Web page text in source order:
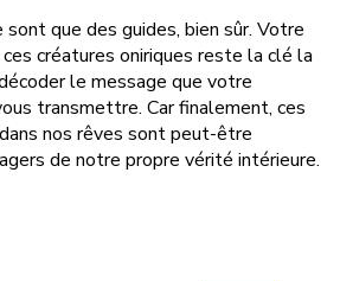
que des guides, bien sûr. Votre
créatures oniriques reste la clé la
le message que votre
transmettre. Car finalement, ces
nos rêves sont peut-être
de notre propre vérité intérieure.